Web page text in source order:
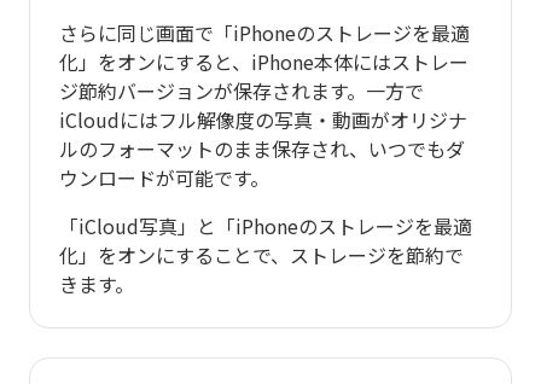
さらに同じ画面で「iPhoneのストレージを最適
化」をオンにすると、iPhone本体にはストレー
ジ節約バージョンが保存されます。一方で
iCloudにはフル解像度の写真・動画がオリジナ
ルのフォーマットのまま保存され、いつでもダ
ウンロードが可能です。
「iCloud写真」と「iPhoneのストレージを最適
化」をオンにすることで、ストレージを節約で
きます。